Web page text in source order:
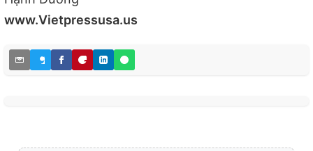
www.Vietpressusa.us